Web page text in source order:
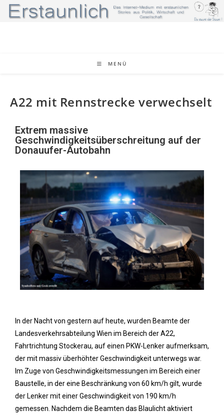
MENÜ
A22 mit Rennstrecke verwechselt
Extrem massive
Geschwindigkeitsüberschreitung auf der
Donauufer-Autobahn
In der Nacht von gestern auf heute, wurden Beamte der
Landesverkehrsabteilung Wien im Bereich der A22,
Fahrtrichtung Stockerau, auf einen PKW-Lenker aufmerksam,
der mit massiv überhöhter Geschwindigkeit unterwegs war.
Im Zuge von Geschwindigkeitsmessungen im Bereich einer
Baustelle, in der eine Beschränkung von 60 km/h gilt, wurde
der Lenker mit einer Geschwindigkeit von 190 km/h
gemessen. Nachdem die Beamten das Blaulicht aktiviert